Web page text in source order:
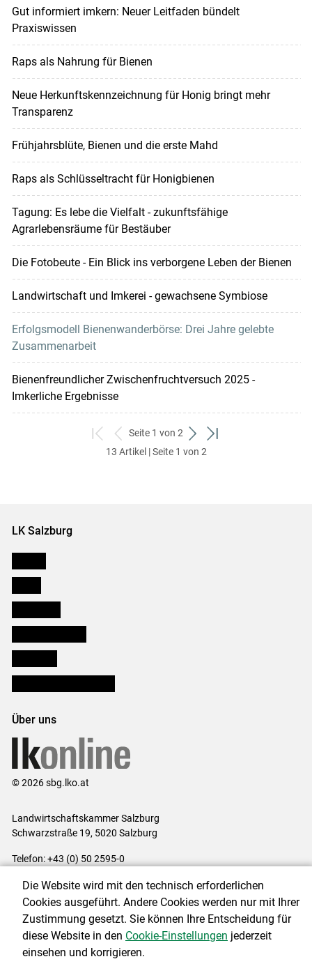
Gut informiert imkern: Neuer Leitfaden bündelt
Praxiswissen
Raps als Nahrung für Bienen
Neue Herkunftskennzeichnung für Honig bringt mehr
Transparenz
Frühjahrsblüte, Bienen und die erste Mahd
Raps als Schlüsseltracht für Honigbienen
Tagung: Es lebe die Vielfalt - zukunftsfähige
Agrarlebensräume für Bestäuber
Die Fotobeute - Ein Blick ins verborgene Leben der Bienen
Landwirtschaft und Imkerei - gewachsene Symbiose
Erfolgsmodell Bienenwanderbörse: Drei Jahre gelebte
Zusammenarbeit
Bienenfreundlicher Zwischenfruchtversuch 2025 -
Imkerliche Ergebnisse
zum
ersten
zurück
zum
Seite 1 von 2
weiter
zum
zum
13 Artikel | Seite 1 von 2
LK Salzburg
Über uns
© 2026 sbg.lko.at
Landwirtschaftskammer Salzburg
Schwarzstraße 19, 5020 Salzburg
Telefon: +43 (0) 50 2595-0
Impressum|Kontakt|Datenschutzerklärung|Barrierefreiheit|
Cookie-Einstellungen
Die Website wird mit den technisch erforderlichen
Cookies ausgeführt. Andere Cookies werden nur mit Ihrer
Zustimmung gesetzt. Sie können Ihre Entscheidung für
diese Website in den Cookie-Einstellungen jederzeit
einsehen und korrigieren.